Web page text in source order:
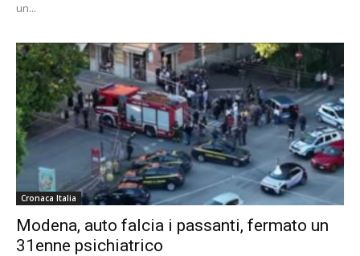
un...
Cronaca Italia
Modena, auto falcia i passanti, fermato un
31enne psichiatrico